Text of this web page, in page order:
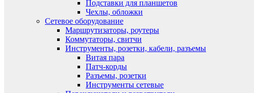
Подставки для планшетов
Чехлы, обложки
Сетевое оборудование
Маршрутизаторы, роутеры
Коммутаторы, свитчи
Инструменты, розетки, кабели, разъемы
Витая пара
Патч-корды
Разъемы, розетки
Инструменты сетевые